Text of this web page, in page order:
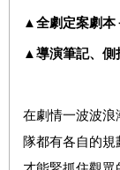
▲全劇定案劇本
▲導演筆記、側
在劇情一波波浪
隊都有各自的